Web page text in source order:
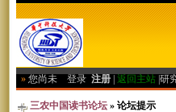
» 您尚未 登录 注册 返回主站 研
三农中国读书论坛 » 论坛提示